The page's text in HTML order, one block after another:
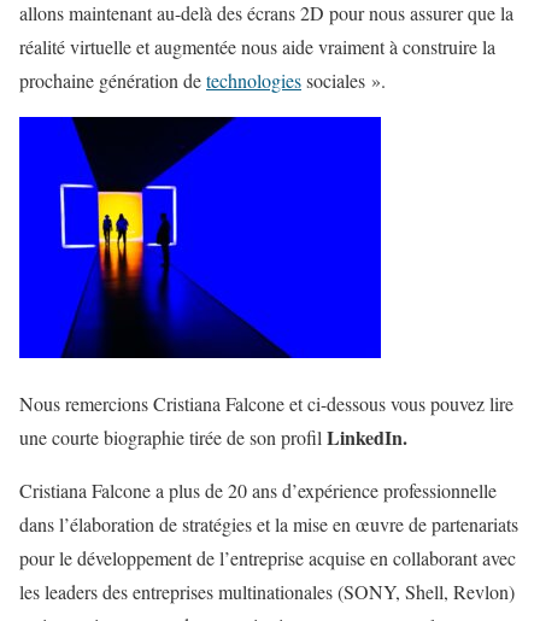
allons maintenant au-delà des écrans 2D pour nous assurer que la
réalité virtuelle et augmentée nous aide vraiment à construire la
prochaine génération detechnologiessociales ».
Nous remercions Cristiana Falcone et ci-dessous vous pouvez lire
une courte biographie tirée de son profilLinkedIn.
Cristiana Falcone a plus de 20 ans d’expérience professionnelle
dans l’élaboration de stratégies et la mise en œuvre de partenariats
pour le développement de l’entreprise acquise en collaborant avec
les leaders des entreprises multinationales (SONY, Shell, Revlon)